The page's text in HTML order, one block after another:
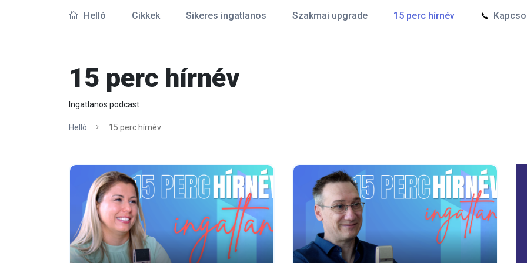
Helló Cikkek Sikeres ingatlanos Szakmai upgrade 15 perc hírnév
15 perc hírnév
Ingatlanos podcast
Helló 15 perc hírnév